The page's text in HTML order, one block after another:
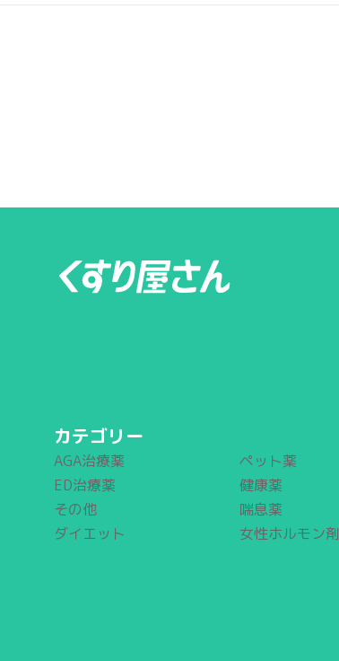
カテゴリー
AGA治療薬
ED治療薬
その他
ダイエット
ペット薬
健康薬
喘息薬
女性ホルモン剤